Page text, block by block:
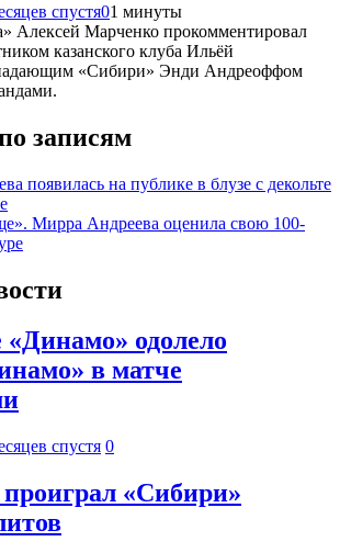
спустя01 минуты
Алексей Марченко прокомментировал
казанского клуба Ильёй
«Сибири» Энди Андреоффом
записям
появилась на публике в блузе с декольте
Мирра Андреева оценила свою 100-
одолело
в матче
спустя 0
«Сибири»